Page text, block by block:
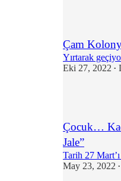
Çam
Yırtarak
Eki 27, 2022 •
Çocuk…
Jale”
Tarih 27
May 23, 2022 •